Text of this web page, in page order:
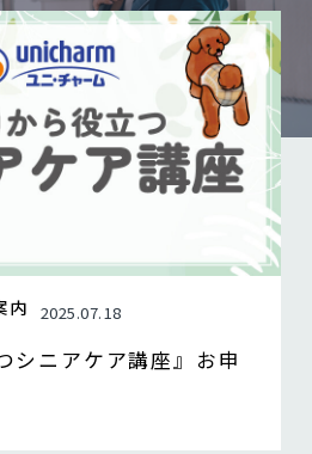
内 2025.07.18
シニアケア講座』お申